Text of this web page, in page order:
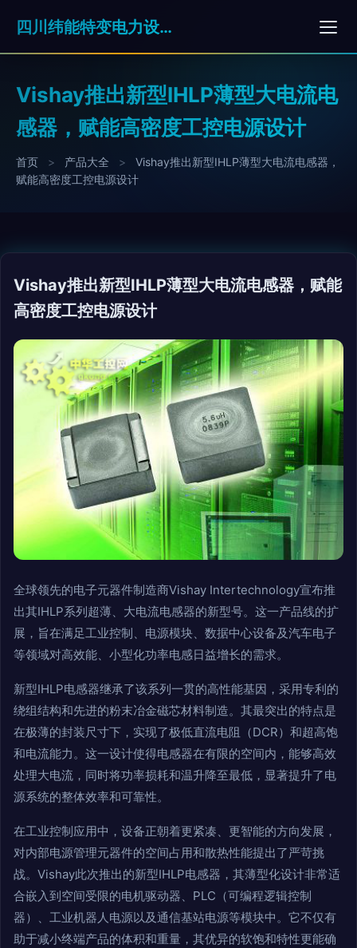
四川纬能特变电力设备有限公司
Vishay推出新型IHLP薄型大电流电
感器，赋能高密度工控电源设计
首页 > 产品大全 >
Vishay推出新型IHLP薄型大电流电感器，
赋能高密度工控电源设计
Vishay推出新型IHLP薄型大电流电感器，赋能
高密度工控电源设计
全球领先的电子元器件制造商Vishay Intertechnology宣布推
出其IHLP系列超薄、大电流电感器的新型号。这一产品线的扩
展，旨在满足工业控制、电源模块、数据中心设备及汽车电子
等领域对高效能、小型化功率电感日益增长的需求。
新型IHLP电感器继承了该系列一贯的高性能基因，采用专利的
绕组结构和先进的粉末冶金磁芯材料制造。其最突出的特点是
在极薄的封装尺寸下，实现了极低直流电阻（DCR）和超高饱
和电流能力。这一设计使得电感器在有限的空间内，能够高效
处理大电流，同时将功率损耗和温升降至最低，显著提升了电
源系统的整体效率和可靠性。
在工业控制应用中，设备正朝着更紧凑、更智能的方向发展，
对内部电源管理元器件的空间占用和散热性能提出了严苛挑
战。Vishay此次推出的新型IHLP电感器，其薄型化设计非常适
合嵌入到空间受限的电机驱动器、PLC（可编程逻辑控制
器）、工业机器人电源以及通信基站电源等模块中。它不仅有
助于减小终端产品的体积和重量，其优异的软饱和特性更能确